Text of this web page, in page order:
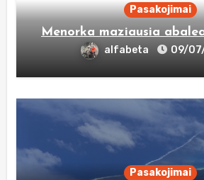
Pasakojimai
Menorka maziausia
alfabeta 09/
Pasakojimai